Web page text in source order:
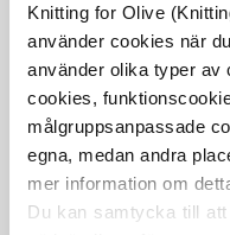
Knitting for Olive
använder cookies när
använder olika typer av
cookies,
målgruppsanpassade
egna, medan andra
mer information om
Du kan samtycka till
Vår merinoull kommer
där mulesing inte
tillbaka till den gård den
exakt vilken gård, vilka
tillverkat vår ull.
Merinoull har många
temperaturreglerande.